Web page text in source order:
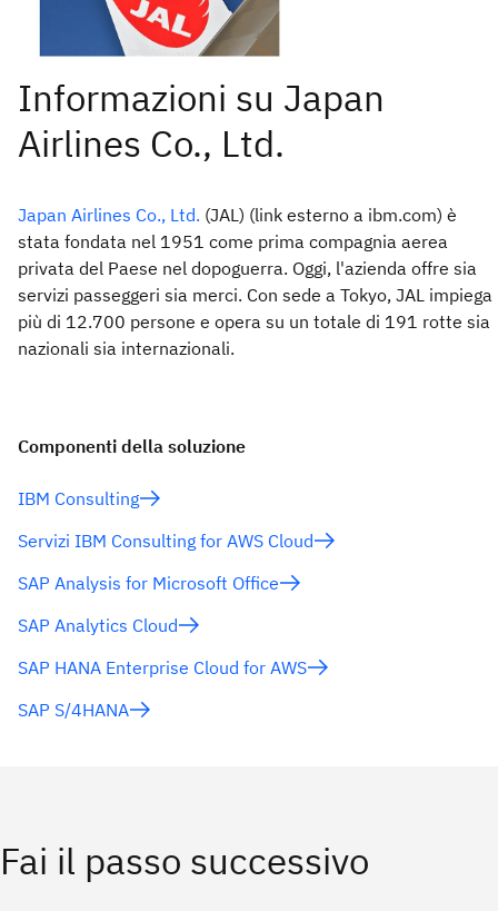
Japan Airlines Co., Ltd. (JAL) (link esterno a ibm.com) è
stata fondata nel 1951 come prima compagnia aerea
privata del Paese nel dopoguerra. Oggi, l'azienda offre sia
servizi passeggeri sia merci. Con sede a Tokyo, JAL impiega
più di 12.700 persone e opera su un totale di 191 rotte sia
nazionali sia internazionali.
Componenti della soluzione
IBM Consulting
Servizi IBM Consulting for AWS Cloud
SAP Analysis for Microsoft Office
SAP Analytics Cloud
SAP HANA Enterprise Cloud for AWS
SAP S/4HANA
Fai il passo successivo